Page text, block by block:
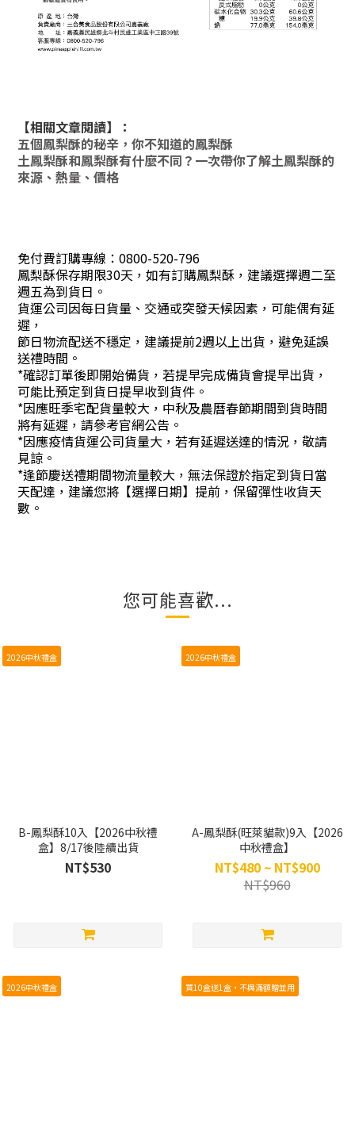
【相關文章閱讀】：
五個鳳梨酥的秘辛，你不知道的鳳梨酥
土鳳梨酥和鳳梨酥有什麼不同？一次帶你了解土鳳梨酥的
來源、熱量、價格
免付費訂購專線：0800-520-796
鳳梨酥保存期限30天，如有訂購鳳梨酥，建議選擇週二至
週五為到貨日。
貨運公司因每日貨量、交通或突發天候因素，可能偶有延
遲，
節日物流配送不穩定，建議提前2週以上出貨，避免延誤
送禮時間。
*確認訂單後即開始備貨，若提早完成備貨會提早出貨，
可能比預定到貨日提早收到貨件。
*因應旺季宅配貨量較大，中秋及農曆春節期間到貨時間
將有延遲，請參考官網公告。
*因應疫情貨運公司貨量大，若有延遲送達的情況，敬請
見諒。
*逢節慶送禮期間物流量較大，無法保證於指定到貨日當
天配達，建議您將【選擇日期】提前，保留彈性收貨天
數。
您可能喜歡...
2026中秋禮盒
B-鳳梨酥10入【2026中秋禮
盒】8/17後陸續出貨
NT$530
2026中秋禮盒
A-鳳梨酥(旺萊貓款)9入【2026
中秋禮盒】
NT$480 ~ NT$900
NT$960
2026中秋禮盒 買10盒送1盒，不與滿額贈並用